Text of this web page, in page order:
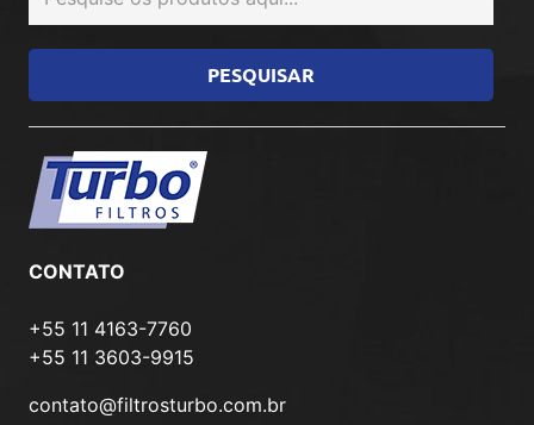
CONTATO
+55 11 4163-7760
+55 11 3603-9915
contato@filtrosturbo.com.br